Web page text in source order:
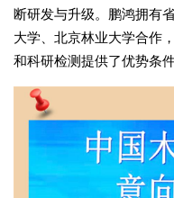
断研发与升级。鹏鸿拥有
大学、北京林业大学合作
和科研检测提供了优势条